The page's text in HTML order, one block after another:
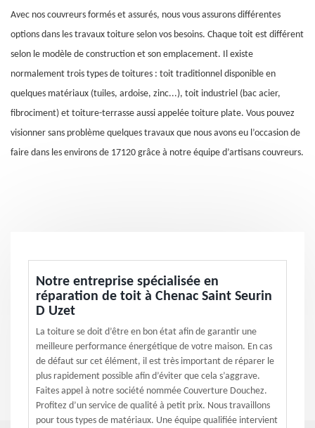
Avec nos couvreurs formés et assurés, nous vous assurons différentes
options dans les travaux toiture selon vos besoins. Chaque toit est différent
selon le modèle de construction et son emplacement. Il existe
normalement trois types de toitures : toit traditionnel disponible en
quelques matériaux (tuiles, ardoise, zinc...), toit industriel (bac acier,
fibrociment) et toiture-terrasse aussi appelée toiture plate. Vous pouvez
visionner sans problème quelques travaux que nous avons eu l’occasion de
faire dans les environs de 17120 grâce à notre équipe d’artisans couvreurs.
Notre entreprise spécialisée en
réparation de toit à Chenac Saint Seurin
D Uzet
La toiture se doit d’être en bon état afin de garantir une
meilleure performance énergétique de votre maison. En cas
de défaut sur cet élément, il est très important de réparer le
plus rapidement possible afin d’éviter que cela s’aggrave.
Faites appel à notre société nommée Couverture Douchez.
Profitez d’un service de qualité à petit prix. Nous travaillons
pour tous types de matériaux. Une équipe qualifiée intervient